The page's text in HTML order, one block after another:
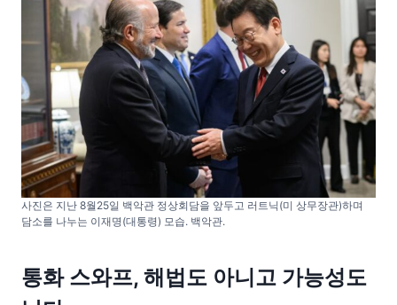
사진은 지난 8월25일 백악관 정상회담을 앞두고 러트닉(미 상무장관)하며
담소를 나누는 이재명(대통령) 모습. 백악관.
통화 스와프, 해법도 아니고 가능성도